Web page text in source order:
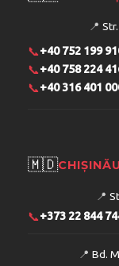
📍
📞+40 752 199
📞+40 758 224
📞+40 316 401
🇲🇩
📍
📞+373 22 844
📍 Bd.